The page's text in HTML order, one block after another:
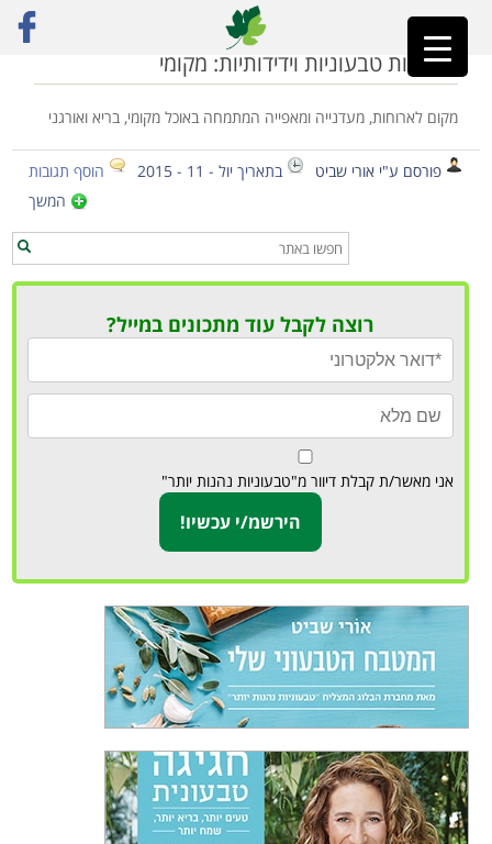
ראשי»מעדניות טבעוניות
מסעדות טבעוניות וידידותיות: מקומי
מקום לארוחות, מעדנייה ומאפייה המתמחה באוכל מקומי, בריא ואורגני
פורסם ע"י אורי שביט בתאריך יול - 11 - 2015
הוסף תגובות
המשך
רוצה לקבל עוד מתכונים במייל?
אני מאשר/ת קבלת דיוור מ"טבעוניות נהנות יותר"